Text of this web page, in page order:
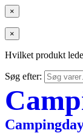
×
×
Hvilket produkt
Søg efter: